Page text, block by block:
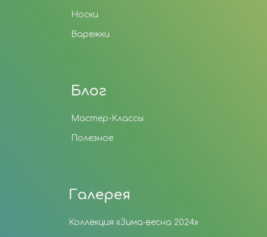
Носки
Варежки
Блог
Мастер-Классы
Полезное
Галерея
Коллекция «Зима-весна 2024»